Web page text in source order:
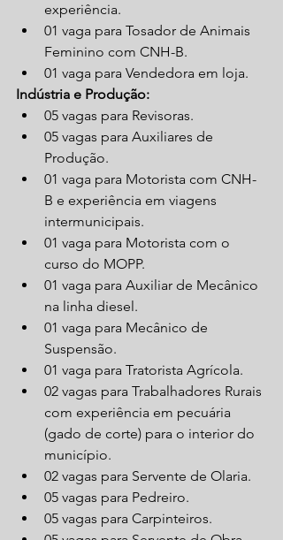
experiência.
01 vaga para Tosador de Animais
Feminino com CNH-B.
01 vaga para Vendedora em loja.
Indústria e Produção:
05 vagas para Revisoras.
05 vagas para Auxiliares de
Produção.
01 vaga para Motorista com CNH-
B e experiência em viagens
intermunicipais.
01 vaga para Motorista com o
curso do MOPP.
01 vaga para Auxiliar de Mecânico
na linha diesel.
01 vaga para Mecânico de
Suspensão.
01 vaga para Tratorista Agrícola.
02 vagas para Trabalhadores Rurais
com experiência em pecuária
(gado de corte) para o interior do
município.
02 vagas para Servente de Olaria.
05 vagas para Pedreiro.
05 vagas para Carpinteiros.